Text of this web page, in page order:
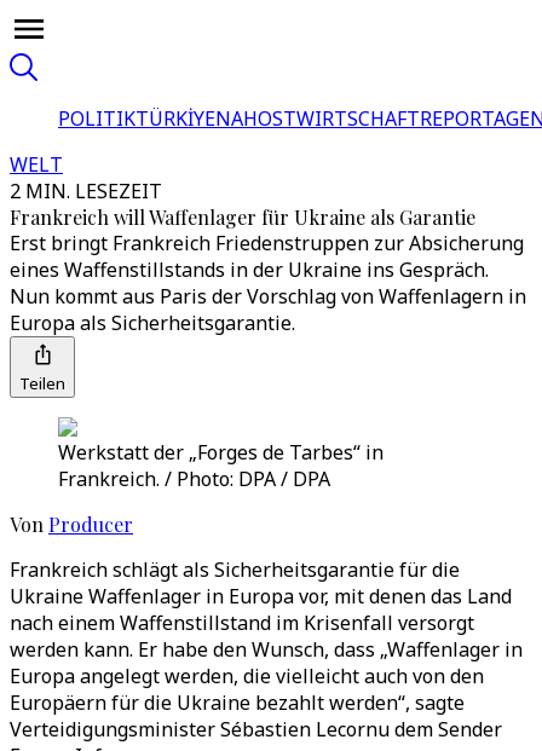
POLITIKTÜRKİYENAHOSTWIRTSCHAFT
WELT
2 MIN. LESEZEIT
Frankreich will Waffenlager für Ukraine als Garantie
Erst bringt Frankreich Friedenstruppen zur Absicherung
eines Waffenstillstands in der Ukraine ins Gespräch.
Nun kommt aus Paris der Vorschlag von Waffenlagern in
Europa als Sicherheitsgarantie.
Teilen
Werkstatt der „Forges de Tarbes“ in
Frankreich. / Photo: DPA / DPA
Von Producer
Frankreich schlägt als Sicherheitsgarantie für die
Ukraine Waffenlager in Europa vor, mit denen das Land
nach einem Waffenstillstand im Krisenfall versorgt
werden kann. Er habe den Wunsch, dass „Waffenlager in
Europa angelegt werden, die vielleicht auch von den
Europäern für die Ukraine bezahlt werden“, sagte
Verteidigungsminister Sébastien Lecornu dem Sender